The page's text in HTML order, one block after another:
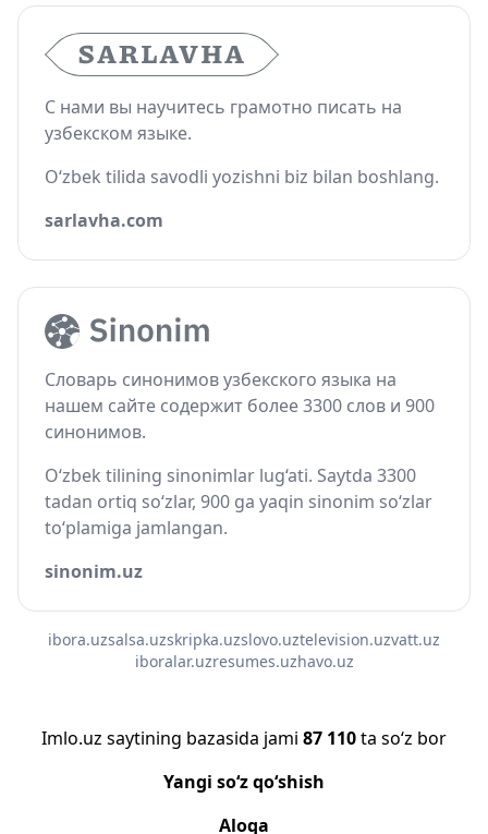
С нами вы научитесь грамотно писать на
узбекском языке.
O‘zbek tilida savodli yozishni biz bilan boshlang.
sarlavha.com
Словарь синонимов узбекского языка на
нашем сайте содержит более 3300 слов и 900
синонимов.
O‘zbek tilining sinonimlar lug‘ati. Saytda 3300
tadan ortiq so‘zlar, 900 ga yaqin sinonim so‘zlar
to‘plamiga jamlangan.
sinonim.uz
ibora.uzsalsa.uzskripka.uzslovo.uztelevision.uzvatt.uz
iboralar.uzresumes.uzhavo.uz
Imlo.uz saytining bazasida jami 87 110ta so‘z bor
Yangi so‘z qo‘shish
Aloqa